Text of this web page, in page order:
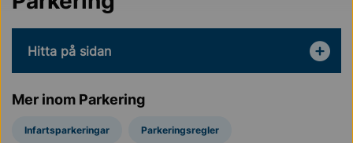
Hitta på sidan
Mer inom Parkering
Infartsparkeringar Parkeringsregler